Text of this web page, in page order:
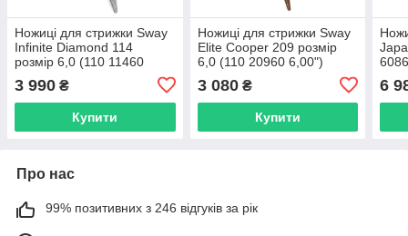
Ножиці для стрижки Sway
Infinite Diamond 114
розмір 6,0 (110 11460
3 990 ₴
Купити
Ножиці для стрижки Sway
Elite Cooper 209 розмір
6,0 (110 20960 6,00")
3 080₴
Купити
6
Про нас
99% позитивних з 246 відгуків за рік